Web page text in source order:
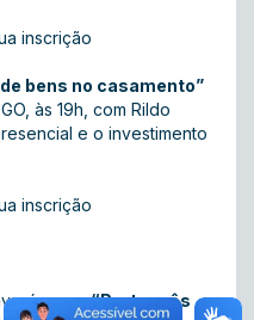
inscrição
bens no casamento”
às 19h, com Rildo
e o investimento
inscrição
curso“Português